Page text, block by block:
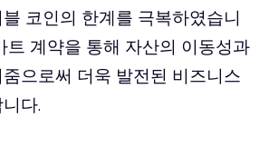
코인의 한계를 극복하였습니
트 계약을 통해 자산의 이동성과
으로써 더욱 발전된 비즈니스
다.